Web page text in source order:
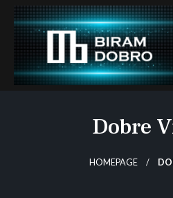
Skip
content
Dobre
HOMEPAGE